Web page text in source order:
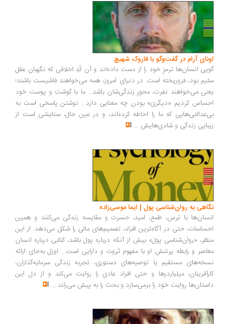
آرام در گفت‌وگو با فاروک شهیچ‭
انسان‌ها ترمزِ خود را از دست داده‌اند و آن کُدِ اخلاقی که نگهبان عقل
بود، فروریخته است. در دنیای امروز، همه می‌خواهند فاشیست باشند؛
می‌خواهند نفرت، محورِ زندگی‌شان باشد... ما با گوشت و پوست خود
کردیم «دیگری» بودن چه معنایی دارد... نوشتن پاسخی است به
که ما را احاطه کرده‌اند، و در عین حال، ستایشی است از
زندگی و شادی‌هایش...
به روان‌شناسی پول | ایما موسی‌زاده
با ترس، طمع، امید، حسرت و مقایسه زندگی می‌کنند و همین
حتی در آگاه‌ترین افراد، تصمیم‌های مالی را شکل می‌دهد. از این
«روان‌شناسی پول» بیش از آنکه درباره پول باشد، کتابی درباره انسان
و رابطه پرتنش او با مفهوم ثروت و دارایی است... اوزل به‌جای ارائه
مستقیم یا توصیه‌های دستوری، تجربه زندگی سرمایه‌گذاران،
میلیاردرها و حتی افراد عادی را روایت می‌کند و از دل این
روایت خود را برمی‌سازد و بحث را به پیش می‌راند...